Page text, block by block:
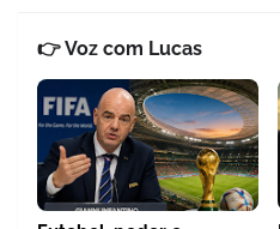
👉 Voz com Lucas